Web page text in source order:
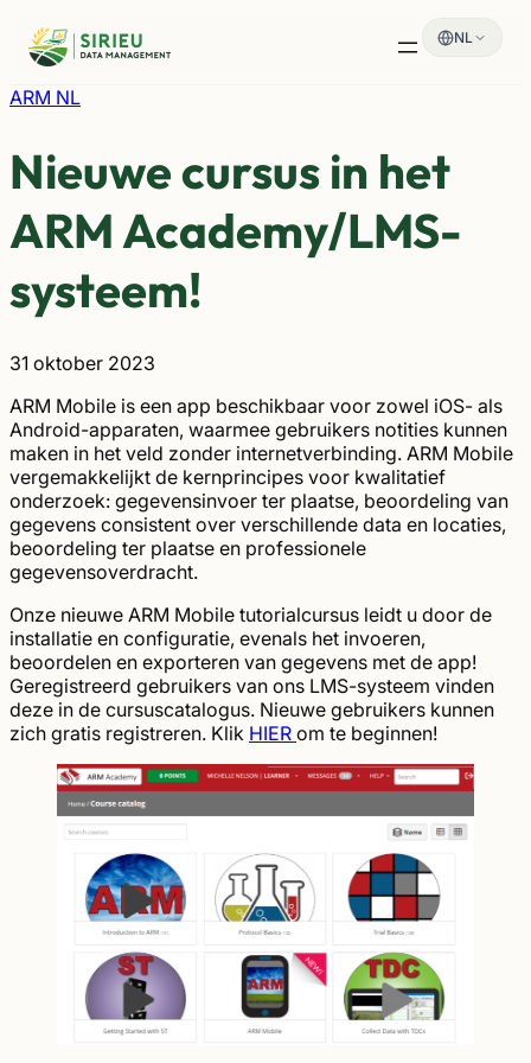
naar
inhoud
NL
ARM NL
Nieuwe cursus in het
ARM Academy/LMS-
systeem!
31 oktober 2023
ARM Mobile is een app beschikbaar voor zowel iOS- als
Android-apparaten, waarmee gebruikers notities kunnen
maken in het veld zonder internetverbinding. ARM Mobile
vergemakkelijkt de kernprincipes voor kwalitatief
onderzoek: gegevensinvoer ter plaatse, beoordeling van
gegevens consistent over verschillende data en locaties,
beoordeling ter plaatse en professionele
gegevensoverdracht.
Onze nieuwe ARM Mobile tutorialcursus leidt u door de
installatie en configuratie, evenals het invoeren,
beoordelen en exporteren van gegevens met de app!
Geregistreerd gebruikers van ons LMS-systeem vinden
deze in de cursuscatalogus. Nieuwe gebruikers kunnen
zich gratis registreren. Klik HIER om te beginnen!